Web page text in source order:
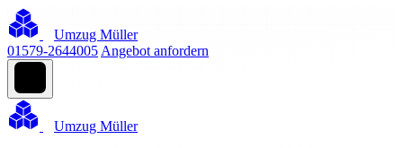
Umzug Müller
01579-2644005 Angebot anfordern
Umzug Müller